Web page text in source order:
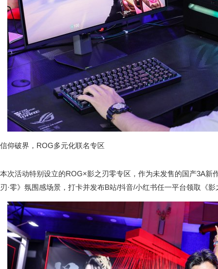
信仰破界，ROG多元化联名专区
本次活动特别设立的ROG×影之刃零专区，作为未发售的国产3A新
刃·零》氛围感场景，打卡并发布B站/抖音/小红书任一平台领取《